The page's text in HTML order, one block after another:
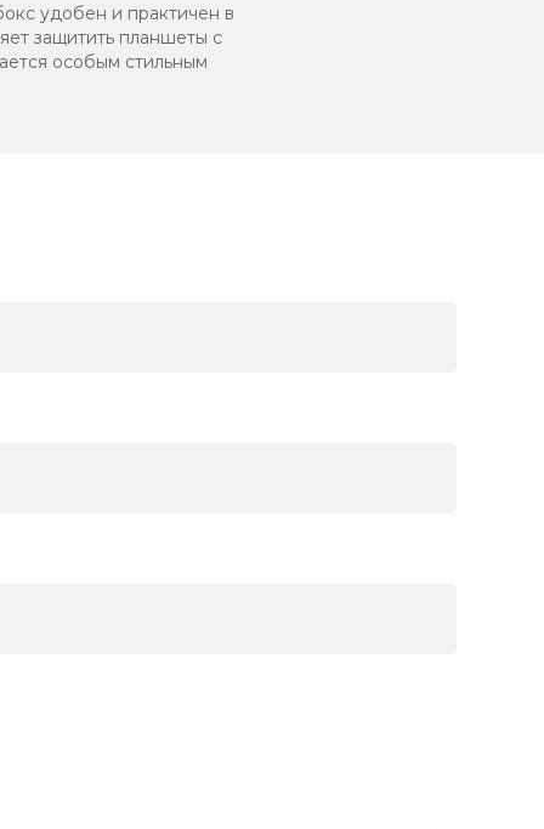
удобен и практичен в
защитить планшеты с
особым стильным